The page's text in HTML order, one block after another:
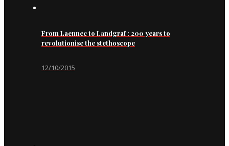
From Laennec to Landgraf : 200 years to
revolutionise the stethoscope
12/10/2015